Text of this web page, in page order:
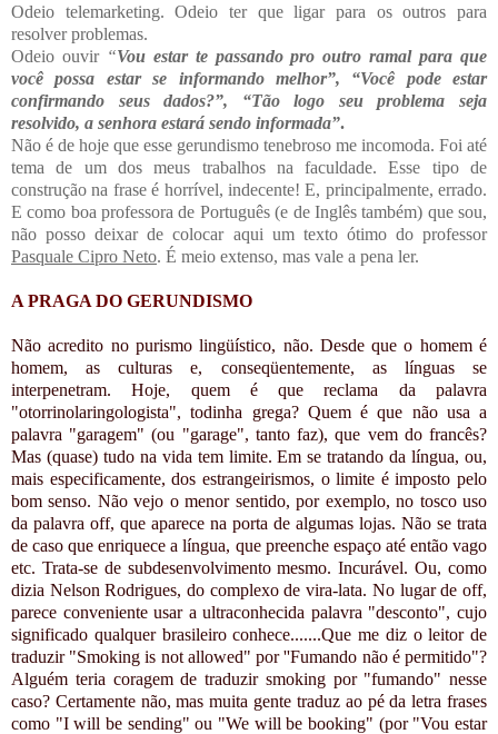
Odeio telemarketing. Odeio ter que ligar para os outros para
resolver problemas.
Odeio ouvir “Vou estar te passando pro outro ramal para que
você possa estar se informando melhor”, “Você pode estar
confirmando seus dados?”, “Tão logo seu problema seja
resolvido, a senhora estará sendo informada”.
Não é de hoje que esse gerundismo tenebroso me incomoda. Foi até
tema de um dos meus trabalhos na faculdade. Esse tipo de
construção na frase é horrível, indecente! E, principalmente, errado.
E como boa professora de Português (e de Inglês também) que sou,
não posso deixar de colocar aqui um texto ótimo do professor
Pasquale Cipro Neto. É meio extenso, mas vale a pena ler.
A PRAGA DO GERUNDISMO
Não acredito no purismo lingüístico, não. Desde que o homem é
homem, as culturas e, conseqüentemente, as línguas se
interpenetram. Hoje, quem é que reclama da palavra
"otorrinolaringologista", todinha grega? Quem é que não usa a
palavra "garagem" (ou "garage", tanto faz), que vem do francês?
Mas (quase) tudo na vida tem limite. Em se tratando da língua, ou,
mais especificamente, dos estrangeirismos, o limite é imposto pelo
bom senso. Não vejo o menor sentido, por exemplo, no tosco uso
da palavra off, que aparece na porta de algumas lojas. Não se trata
de caso que enriquece a língua, que preenche espaço até então vago
etc. Trata-se de subdesenvolvimento mesmo. Incurável. Ou, como
dizia Nelson Rodrigues, do complexo de vira-lata. No lugar de off,
parece conveniente usar a ultraconhecida palavra "desconto", cujo
significado qualquer brasileiro conhece.......Que me diz o leitor de
traduzir "Smoking is not allowed" por ''Fumando não é permitido"?
Alguém teria coragem de traduzir smoking por "fumando" nesse
caso? Certamente não, mas muita gente traduz ao pé da letra frases
como "I will be sending" ou "We will be booking" (por "Vou estar